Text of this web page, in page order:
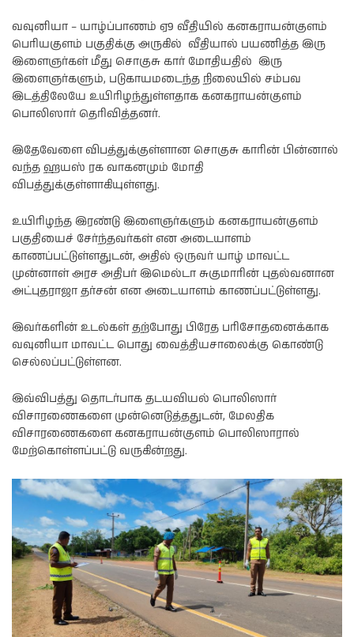
வவுனியா – யாழ்ப்பாணம் ஏ9 வீதியில் கனகராயன்குளம்
பெரியகுளம் பகுதிக்கு அருகில் வீதியால் பயணித்த இரு
இளைஞர்கள் மீது சொகுசு கார் மோதியதில் இரு
இளைஞர்களும், படுகாயமடைந்த நிலையில் சம்பவ
இடத்திலேயே உயிரிழந்துள்ளதாக கனகராயன்குளம்
பொலிஸார் தெரிவித்தனர்.
இதேவேளை விபத்துக்குள்ளான சொகுசு காரின் பின்னால்
வந்த ஹயஸ் ரக வாகனமும் மோதி
விபத்துக்குள்ளாகியுள்ளது.
உயிரிழந்த இரண்டு இளைஞர்களும் கனகராயன்குளம்
பகுதியைச் சேர்ந்தவர்கள் என அடையாளம்
காணப்பட்டுள்ளதுடன், அதில் ஒருவர் யாழ் மாவட்ட
முன்னாள் அரச அதிபர் இமெல்டா சுகுமாரின் புதல்வனான
அட்புதராஜா தர்சன் என அடையாளம் காணப்பட்டுள்ளது.
இவர்களின் உடல்கள் தற்போது பிரேத பரிசோதனைக்காக
வவுனியா மாவட்ட பொது வைத்தியசாலைக்கு கொண்டு
செல்லப்பட்டுள்ளன.
இவ்விபத்து தொடர்பாக தடயவியல் பொலிஸார்
விசாரணைகளை முன்னெடுத்ததுடன், மேலதிக
விசாரணைகளை கனகராயன்குளம் பொலிஸாரால்
மேற்கொள்ளப்பட்டு வருகின்றது.